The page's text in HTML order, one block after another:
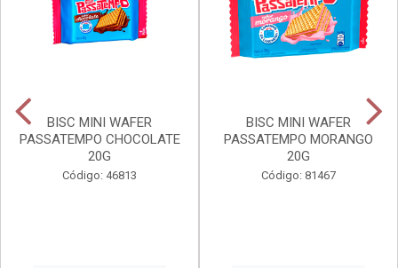
BISC MINI WAFER
PASSATEMPO CHOCOLATE
20G
Código: 46813
BISC MINI WAFER
PASSATEMPO MORANGO
20G
Código: 81467